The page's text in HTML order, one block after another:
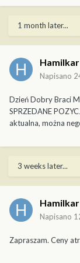
1 month later...
Hamilkar
Napisano
Dzień Dobry Braci
SPRZEDANE
aktualna, można
3 weeks later...
Hamilkar
Napisano
Zapraszam. Ceny